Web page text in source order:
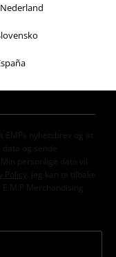
EMPs nyhetsbrev og at
data og sende
personlige data vil
. Jeg kan ta tilbake
Merchandising